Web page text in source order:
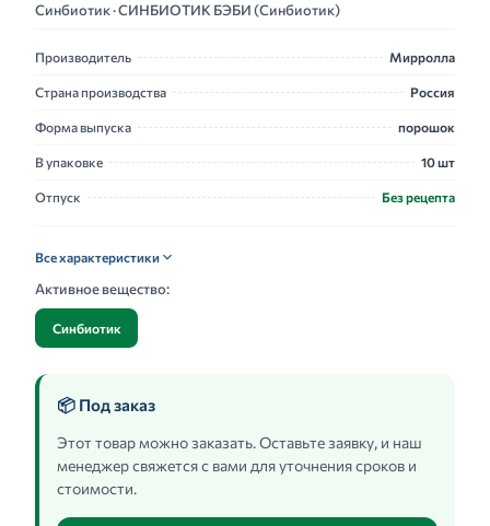
Синбиотик · СИНБИОТИК БЭБИ (Синбиотик)
Производитель Мирролла
Страна производства Россия
Форма выпуска порошок
В упаковке 10 шт
Отпуск Без рецепта
Все характеристики
Активное вещество:
Синбиотик
📦 Под заказ
Этот товар можно заказать. Оставьте заявку, и наш
менеджер свяжется с вами для уточнения сроков и
стоимости.